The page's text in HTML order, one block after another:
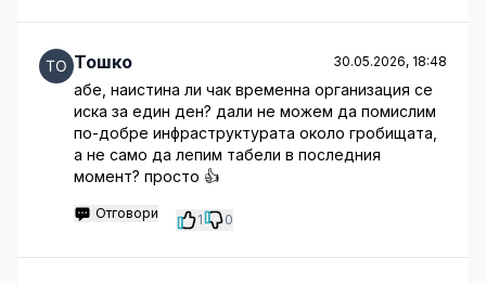
Тошко 30.05.2026, 18:48
абе, наистина ли чак временна организация се
иска за един ден? дали не можем да помислим
по-добре инфраструктурата около гробищата,
а не само да лепим табели в последния
момент? просто 👍
Отговори 1 0